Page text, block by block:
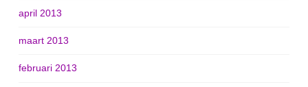
april 2013
maart 2013
februari 2013